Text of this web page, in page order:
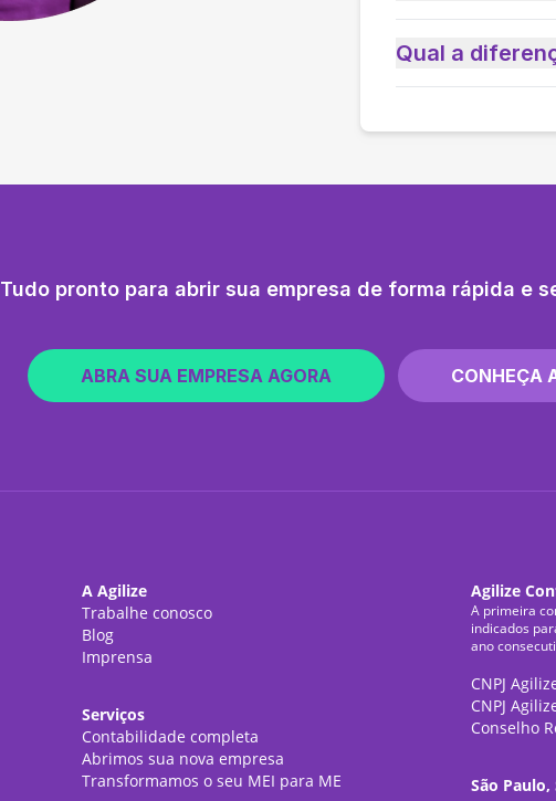
Qual a
Tudo pronto para abrir sua empresa de forma rápida e
ABRA SUA EMPRESA AGORA CONHEÇA
A Agilize
Trabalhe conosco
Blog
Imprensa
Serviços
Contabilidade completa
Abrimos sua nova empresa
Transformamos o seu MEI para ME
Agilize
A primeira
indicados
ano
CNPJ
CNPJ
Conselho
São Paulo,